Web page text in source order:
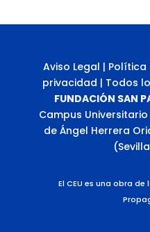
Aviso Legal | Política
privacidad | Todos
FUNDACIÓN SAN
Campus
de Ángel Herrera
El CEU es una obra